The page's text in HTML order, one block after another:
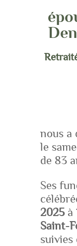
nous a
le
de 83
Ses
2025à
Saint-
suivies